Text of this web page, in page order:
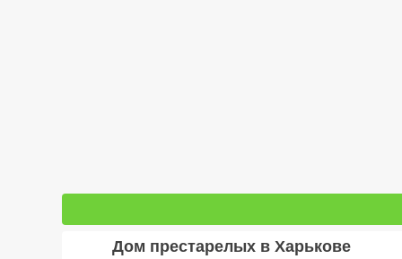
Дом престарелых в Харькове